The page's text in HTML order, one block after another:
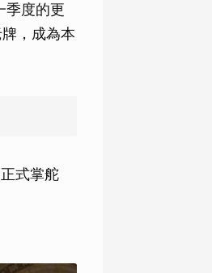
季度的更
，成為本
式掌舵